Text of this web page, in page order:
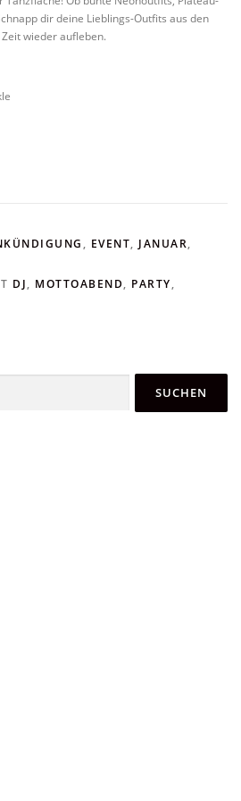
dir deine Lieblings-Outfits aus den
wieder aufleben.
, EVENT, JANUAR,
DJ, MOTTOABEND, PARTY,